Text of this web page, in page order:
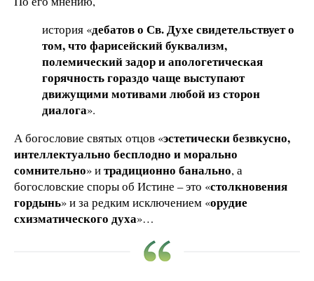
история «дебатов о Св. Духе свидетельствует о
том, что фарисейский буквализм,
полемический задор и апологетическая
горячность гораздо чаще выступают
движущими мотивами любой из сторон
диалога».
А богословие святых отцов «эстетически безвкусно,
интеллектуально бесплодно и морально
сомнительно» итрадиционно банально, а
богословские споры об Истине – это «столкновения
гордынь» и за редким исключением «орудие
схизматического духа»…